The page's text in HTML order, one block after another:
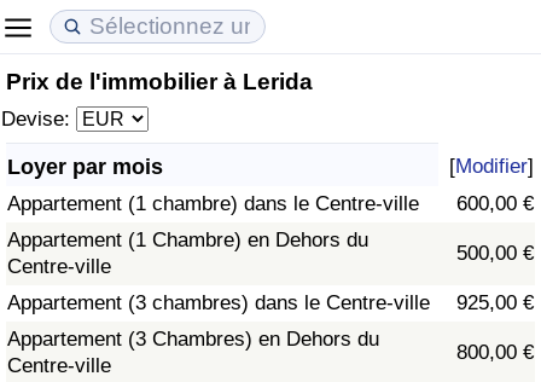
Prix de l'immobilier à Lerida
Devise:
Loyer par mois [Modifier]
Appartement (1 chambre) dans le Centre-ville
600,00 €
Appartement (1 Chambre) en Dehors du
Centre-ville
500,00 €
Appartement (3 chambres) dans le Centre-ville
925,00 €
Appartement (3 Chambres) en Dehors du
Centre-ville
800,00 €
Coût de la vie
Indice du Coût de la Vie (Actuel)
Indice du Coût de la Vie
Indice du coût de la vie par pays
à Akaba
Prix de l'immobilier
Indice des Prix de l'immobilier (Actuel)
Indice des Prix de l'immobilier
Indice des Prix de l'immobilier par Pays
Qualité de Vie
Indice de Qualité de Vie
Indice de Qualité de Vie (Actuel)
Indice de qualité de vie par pays
Criminalité